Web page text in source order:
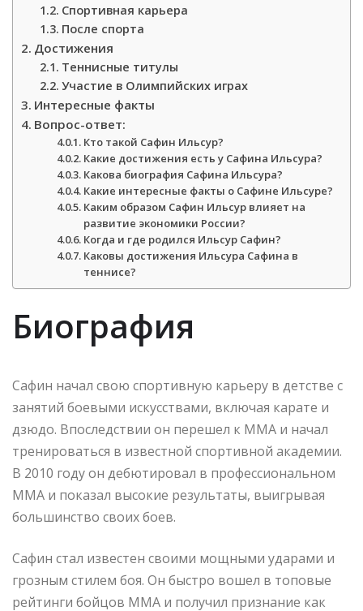
Спортивная карьера
После спорта
Достижения
Теннисные титулы
Участие в Олимпийских играх
Интересные факты
Вопрос-ответ:
Кто такой Сафин Ильсур?
Какие достижения есть у Сафина Ильсура?
Какова биография Сафина Ильсура?
Какие интересные факты о Сафине Ильсуре?
Каким образом Сафин Ильсур влияет на
развитие экономики России?
Когда и где родился Ильсур Сафин?
Каковы достижения Ильсура Сафина в
теннисе?
Биография
Сафин начал свою спортивную карьеру в детстве с
занятий боевыми искусствами, включая карате и
дзюдо. Впоследствии он перешел к ММА и начал
тренироваться в известной спортивной академии.
В 2010 году он дебютировал в профессиональном
ММА и показал высокие результаты, выигрывая
большинство своих боев.
Сафин стал известен своими мощными ударами и
грозным стилем боя. Он быстро вошел в топовые
рейтинги бойцов ММА и получил признание как